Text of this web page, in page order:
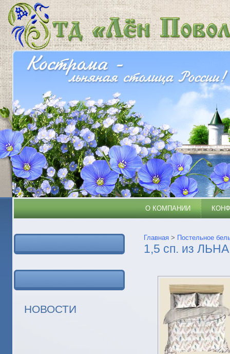
О КОМПАНИИ
НОВОСТИ
Главная > Постельное
1,5 сп. из ЛЬНА